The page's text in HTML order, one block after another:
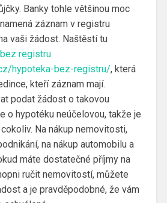
Banky tohle většinou moc
záznam v registru
vaši žádost. Naštěstí tu
registru
hypoteka-bez-registru/, která
kteří záznam mají.
podat žádost o takovou
o hypotéku neúčelovou, takže je
Na nákup nemovitosti,
na nákup automobilu a
máte dostatečné příjmy na
ručit nemovitostí, můžete
a je pravděpodobné, že vám